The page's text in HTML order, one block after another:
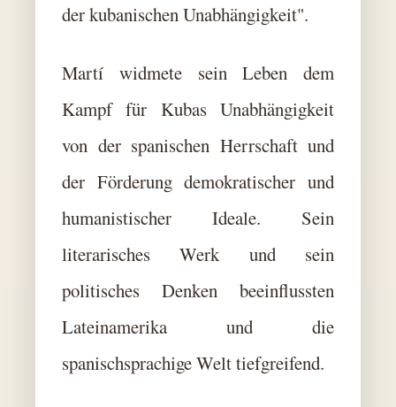
der kubanischen Unabhängigkeit".
Martí widmete sein Leben dem
Kampf für Kubas Unabhängigkeit
von der spanischen Herrschaft und
der Förderung demokratischer und
humanistischer Ideale. Sein
literarisches Werk und sein
politisches Denken beeinflussten
Lateinamerika und die
spanischsprachige Welt tiefgreifend.